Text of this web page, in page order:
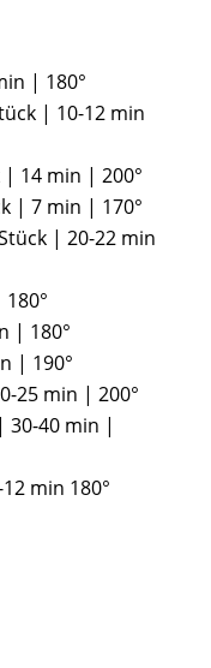
| 180°
| 10-12 min
| 14 min | 200°
| 7 min | 170°
| 20-22 min
| 180°
| 190°
25 min | 200°
30-40 min |
min 180°